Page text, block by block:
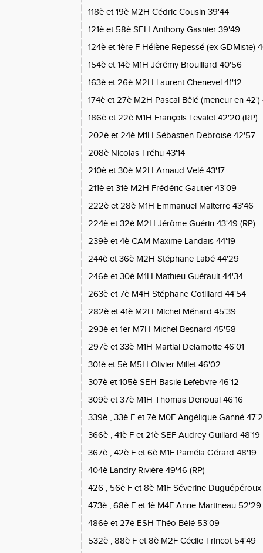
118è et 19è M2H Cédric Cousin 39'44
121è et 58è SEH Anthony Gasnier 39'49
124è et 1ère F Hélène Repessé (ex GDMiste)
154è et 14è M1H Jérémy Brouillard 40'56
163è et 26è M2H Laurent Chenevel 41'12
174è et 27è M2H Pascal Bêlé (meneur en 42')
186è et 22è M1H François Levalet 42'20 (RP)
202è et 24è M1H Sébastien Debroise 42'57
208è Nicolas Tréhu 43'14
210è et 30è M2H Arnaud Velé 43'17
211è et 31è M2H Frédéric Gautier 43'09
222è et 28è M1H Emmanuel Malterre 43'46
224è et 32è M2H Jérôme Guérin 43'49 (RP)
239è et 4è CAM Maxime Landais 44'19
244è et 36è M2H Stéphane Labé 44'29
246è et 30è M1H Mathieu Guérault 44'34
263è et 7è M4H Stéphane Cotillard 44'54
282è et 41è M2H Michel Ménard 45'39
293è et 1er M7H Michel Besnard 45'58
297è et 33è M1H Martial Delamotte 46'01
301è et 5è M5H Olivier Millet 46'02
307è et 105è SEH Basile Lefebvre 46'12
309è et 37è M1H Thomas Denoual 46'16
339è , 33è F et 7è M0F Angélique Ganné
366è , 41è F et 21è SEF Audrey Guillard 48'19
367è , 42è F et 6è M1F Paméla Gérard 48'19
404è Landry Rivière 49'46 (RP)
426 , 56è F et 8è M1F Séverine
473è , 68è F et 1è M4F Anne Martineau 52'29
486è et 27è ESH Théo Bêlé 53'09
532è , 88è F et 8è M2F Cécile Trincot 54'49